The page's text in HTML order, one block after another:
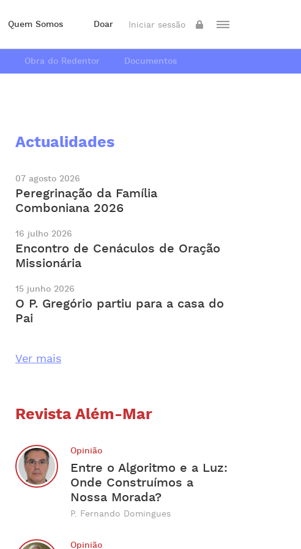
Quem Somos Doar Iniciar sessão
Obra do Redentor Documentos
Actualidades
07 agosto 2026
Peregrinação da Família
Comboniana 2026
16 julho 2026
Encontro de Cenáculos de Oração
Missionária
15 junho 2026
O P. Gregório partiu para a casa do
Pai
Ver mais
Revista Além-Mar
Opinião
Entre o Algoritmo e a Luz:
Onde Construímos a
Nossa Morada?
P. Fernando Domingues
Opinião